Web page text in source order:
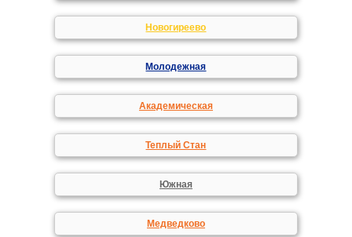
Новогиреево
Молодежная
Академическая
Теплый Стан
Южная
Медведково